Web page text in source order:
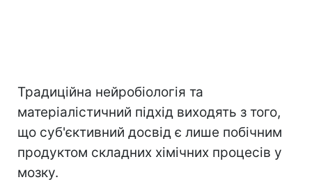
Традиційна нейробіологія та
матеріалістичний підхід виходять з того,
що суб'єктивний досвід є лише побічним
продуктом складних хімічних процесів у
мозку.